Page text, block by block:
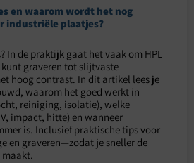
en waarom wordt het nog
industriële plaatjes?
In de praktijk gaat het vaak om HPL
graveren tot slijtvaste
hoog contrast. In dit artikel lees je
waarom het goed werkt in
reiniging, isolatie), welke
impact, hitte) en wanneer
is. Inclusief praktische tips voor
en graveren—zodat je sneller de